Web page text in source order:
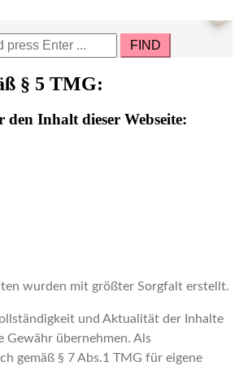
§ 5 TMG:
Inhalt dieser Webseite:
wurden mit größter Sorgfalt erstellt.
und Aktualität der Inhalte
Gewähr übernehmen. Als
gemäß § 7 Abs.1 TMG für eigene